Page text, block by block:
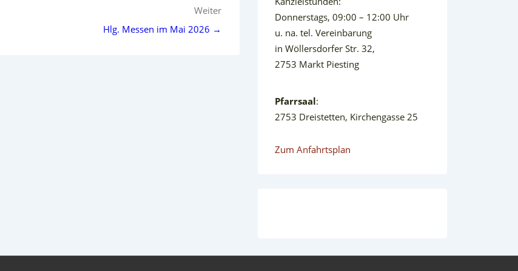
Weiter
Hlg. Messen im Mai 2026 →
Donnerstags, 09:00 – 12:00 Uhr
u. na. tel. Vereinbarung
in Wöllersdorfer Str. 32,
2753 Markt Piesting
Pfarrsaal:
2753 Dreistetten, Kirchengasse 25
Zum Anfahrtsplan